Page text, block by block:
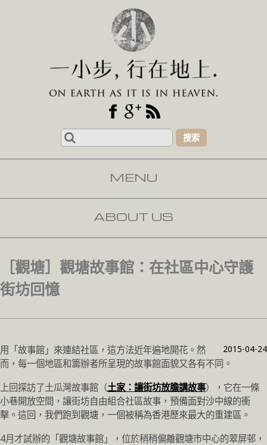
Search
for:
MENU
SKIP TO CONTENT
ABOUT US
［觀塘］觀塘故事館：在社區中心守護
街坊回憶
2015-04-24
用「故事館」來連結社區，這方法近年遍地開花。然
而，每一個地區和籌辦者所呈現的故事館面貌又各有不同。
上回探訪了土瓜灣故事館（土家：讓街坊放膽講故事），它在一條
小巷開放空間，讓街坊自由組合社區故事，預備面對沙中線的衝
擊。這回，我們跑到觀塘，一個被稱為香港歷來最大的重建區。
4月才試辦的「觀塘故事館」，位於稍稍偏離觀塘市中心的翠屏邨，